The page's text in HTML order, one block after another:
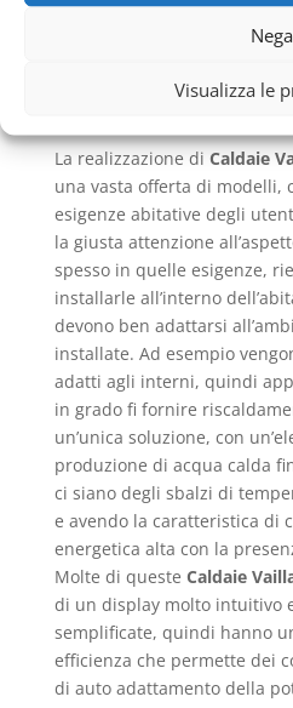
Nega
Visualizza le
11071, le caldaie con
35 kW, possono scaricare in
LA VARIETÀ DI
La realizzazione di Caldaie
una vasta offerta di modelli,
esigenze abitative degli
la giusta attenzione
spesso in quelle esigenze,
installarle all’interno
devono ben adattarsi
installate. Ad esempio
adatti agli interni, quindi
in grado fi fornire
un’unica soluzione, con
produzione di acqua calda
ci siano degli sbalzi di
e avendo la caratteristica di
energetica alta con la
Molte di queste Caldaie
di un display molto intuitivo
semplificate, quindi hanno
efficienza che permette dei
di auto adattamento della